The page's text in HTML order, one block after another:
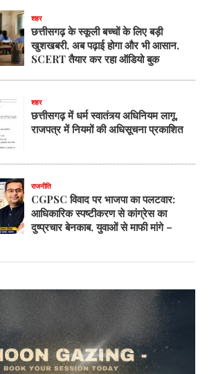
शहर
छत्तीसगढ़ के स्कूली बच्चों के लिए बड़ी
खुशखबरी, अब पढ़ाई होगा और भी आसान,
SCERT तैयार कर रहा ऑडियो बुक
शहर
छत्तीसगढ़ में धर्म स्वातंत्र्य अधिनियम लागू,
राजपत्र में नियमों की अधिसूचना प्रकाशित
राजनीति
CGPSC विवाद पर भाजपा का पलटवार:
आधिकारिक स्पष्टीकरण से कांग्रेस का
दुष्प्रचार बेनकाब, युवाओं से माफी मांगे –